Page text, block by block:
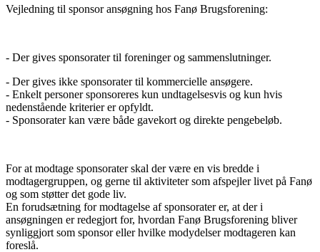
Vejledning til sponsor ansøgning hos Fanø Brugsforening:
- Der gives sponsorater til foreninger og sammenslutninger.
- Der gives ikke sponsorater til kommercielle ansøgere.
- Enkelt personer sponsoreres kun undtagelsesvis og kun hvis
nedenstående kriterier er opfyldt.
- Sponsorater kan være både gavekort og direkte pengebeløb.
For at modtage sponsorater skal der være en vis bredde i
modtagergruppen, og gerne til aktiviteter som afspejler livet på Fanø
og som støtter det gode liv.
En forudsætning for modtagelse af sponsorater er, at der i
ansøgningen er redegjort for, hvordan Fanø Brugsforening bliver
synliggjort som sponsor eller hvilke modydelser modtageren kan
foreslå.